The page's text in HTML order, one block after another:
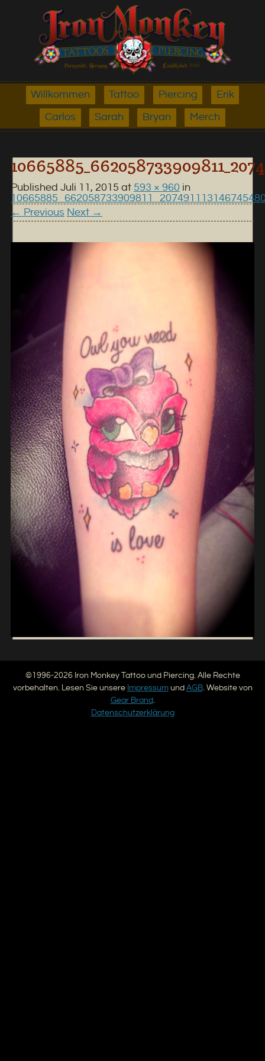
Willkommen Tattoo Piercing Erik
Carlos Sarah Bryan Merch
Published Juli 11, 2015 at 593 × 960 in
← Previous Next →
©1996-2026 Iron Monkey Tattoo und Piercing. Alle Rechte
vorbehalten. Lesen Sie unsere Impressumund AGB. Website von
Gear Brand.
Datenschutzerklärung